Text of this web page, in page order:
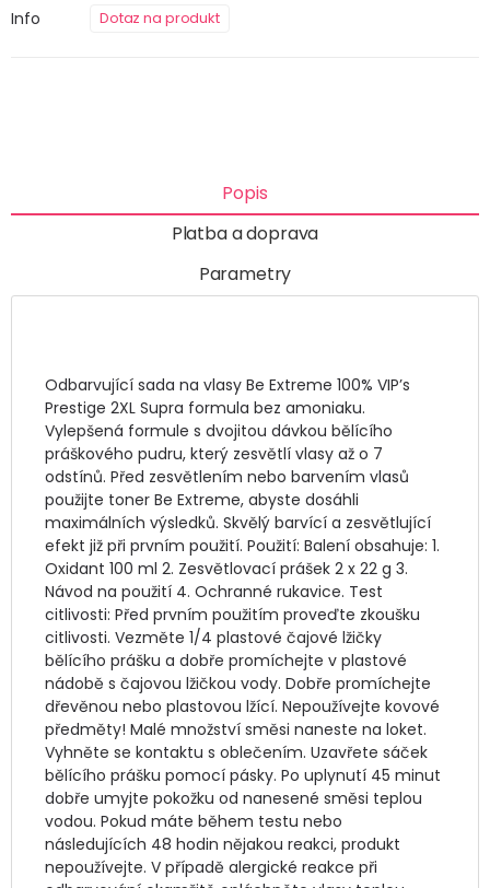
Info
Dotaz na produkt
Popis
Platba a doprava
Parametry
Odbarvující sada na vlasy Be Extreme 100% VIP’s
Prestige 2XL Supra formula bez amoniaku.
Vylepšená formule s dvojitou dávkou bělícího
práškového pudru, který zesvětlí vlasy až o 7
odstínů. Před zesvětlením nebo barvením vlasů
použijte toner Be Extreme, abyste dosáhli
maximálních výsledků. Skvělý barvící a zesvětlující
efekt již při prvním použití. Použití: Balení obsahuje: 1.
Oxidant 100 ml 2. Zesvětlovací prášek 2 x 22 g 3.
Návod na použití 4. Ochranné rukavice. Test
citlivosti: Před prvním použitím proveďte zkoušku
citlivosti. Vezměte 1/4 plastové čajové lžičky
bělícího prášku a dobře promíchejte v plastové
nádobě s čajovou lžičkou vody. Dobře promíchejte
dřevěnou nebo plastovou lžící. Nepoužívejte kovové
předměty! Malé množství směsi naneste na loket.
Vyhněte se kontaktu s oblečením. Uzavřete sáček
bělícího prášku pomocí pásky. Po uplynutí 45 minut
dobře umyjte pokožku od nanesené směsi teplou
vodou. Pokud máte během testu nebo
následujících 48 hodin nějakou reakci, produkt
nepoužívejte. V případě alergické reakce při